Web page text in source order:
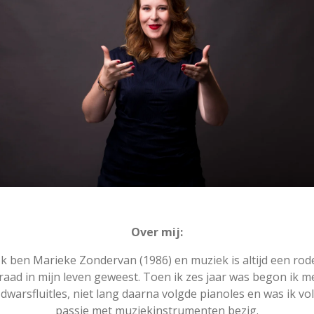
Over mij:
ben Marieke Zondervan (1986) en muziek is altijd een
in mijn leven geweest. Toen ik zes jaar was begon ik
dwarsfluitles, niet lang daarna volgde pianoles en was ik vol
passie met muziekinstrumenten bezig.